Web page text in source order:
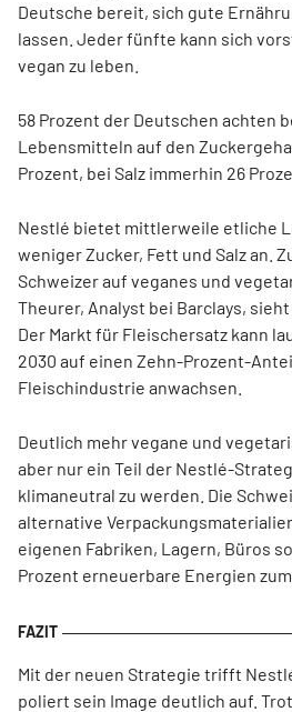
Deutsche bereit, sich gute
lassen. Jeder fünfte kann sich
vegan zu leben.
58 Prozent der Deutschen achten
Lebensmitteln auf den
Prozent, bei Salz immerhin 26
Nestlé bietet mittlerweile etliche
weniger Zucker, Fett und Salz an.
Schweizer auf veganes und
Theurer, Analyst bei Barclays,
Der Markt für Fleischersatz kann
2030 auf einen Zehn-Prozent-
Fleischindustrie anwachsen.
Deutlich mehr vegane und
aber nur ein Teil der Nestlé-
klimaneutral zu werden. Die
alternative
eigenen Fabriken, Lagern, Büros
Prozent erneuerbare Energien
Mit der neuen Strategie trifft
poliert sein Image deutlich auf.